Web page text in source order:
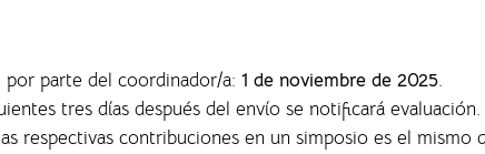
por parte del coordinador/a:1 de noviembre de 2025.
tres días después del envío se notificará evaluación.
respectivas contribuciones en un simposio es el mismo